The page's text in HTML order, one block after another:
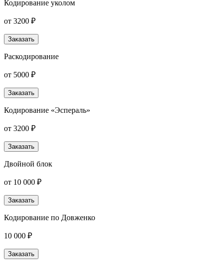
Кодирование уколом
от 3200 ₽
Заказать
Раскодирование
от 5000 ₽
Заказать
Кодирование «Эспераль»
от 3200 ₽
Заказать
Двойной блок
от 10 000 ₽
Заказать
Кодирование по Довженко
10 000 ₽
Заказать